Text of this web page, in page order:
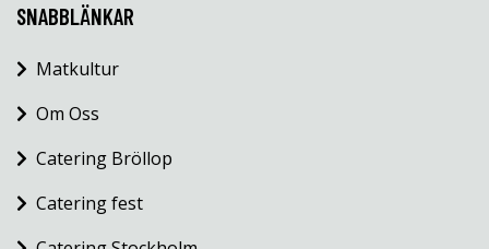
SNABBLÄNKAR
Matkultur
Om Oss
Catering Bröllop
Catering fest